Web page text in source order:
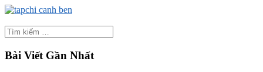
Bài Viết Gần Nhất